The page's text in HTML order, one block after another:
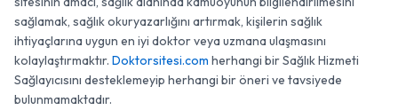
sağlamak, sağlık okuryazarlığını artırmak, kişilerin sağlık
ihtiyaçlarına uygun en iyi doktor veya uzmana ulaşmasını
kolaylaştırmaktır. Doktorsitesi.com herhangi bir Sağlık Hizmeti
Sağlayıcısını desteklemeyip herhangi bir öneri ve tavsiyede
bulunmamaktadır.